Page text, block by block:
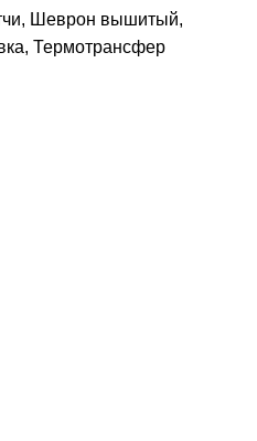
Шеврон вышитый,
Термотрансфер